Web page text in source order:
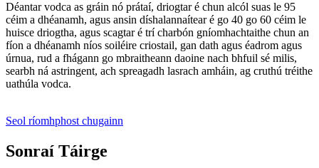
Déantar vodca as gráin nó prátaí, driogtar é chun alcól suas le 95
céim a dhéanamh, agus ansin díshalannaítear é go 40 go 60 céim le
huisce driogtha, agus scagtar é trí charbón gníomhachtaithe chun an
fíon a dhéanamh níos soiléire criostail, gan dath agus éadrom agus
úrnua, rud a fhágann go mbraitheann daoine nach bhfuil sé milis,
searbh ná astringent, ach spreagadh lasrach amháin, ag cruthú tréithe
uathúla vodca.
Seol ríomhphost chugainn
Sonraí Táirge